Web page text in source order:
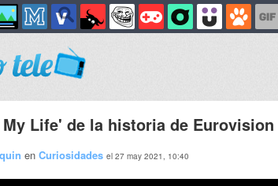
Life' de la historia de Eurovision
en Curiosidades el 27 may 2021, 10:40